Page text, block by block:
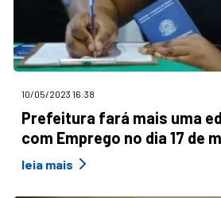
10/05/2023 16:38
Prefeitura fará mais uma
com Emprego no dia 17 de
leia mais